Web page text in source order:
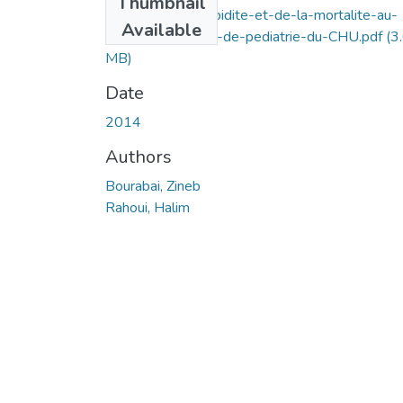
Available
Etude-de-la-morbidite-et-de-la-mortalite-au-
niveau-du-service-de-pediatrie-du-CHU.pdf
MB)
Date
2014
Authors
Bourabai, Zineb
Rahoui, Halim